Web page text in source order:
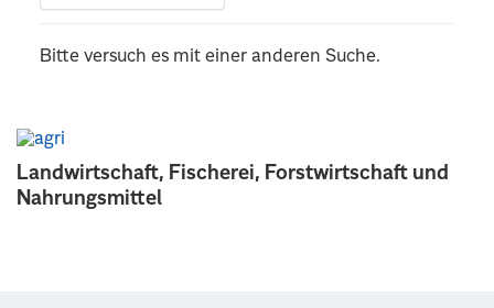
Landwirtschaft, Fischerei, Forstwirtschaft und
Nahrungsmittel
Bitte versuch es mit einer anderen Suche.